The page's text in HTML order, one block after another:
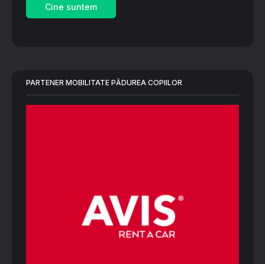
Cine suntem
PARTENER MOBILITATE PĂDUREA COPIILOR